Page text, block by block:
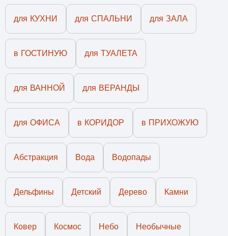
для КУХНИ для СПАЛЬНИ для ЗАЛА
в ГОСТИНУЮ для ТУАЛЕТА
для ВАННОЙ для ВЕРАНДЫ
для ОФИСА в КОРИДОР в ПРИХОЖУЮ
Абстракция Вода Водопады
Дельфины Детский Дерево Камни
Ковер Космос Небо Необычные